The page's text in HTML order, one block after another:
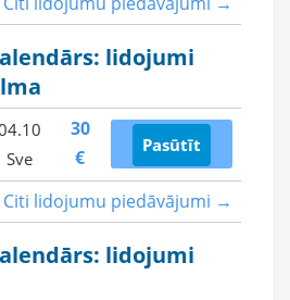
lidojumi
Citi lidojumu piedāvājumi →
Sve
30
€
Pasūtīt
lidojumi